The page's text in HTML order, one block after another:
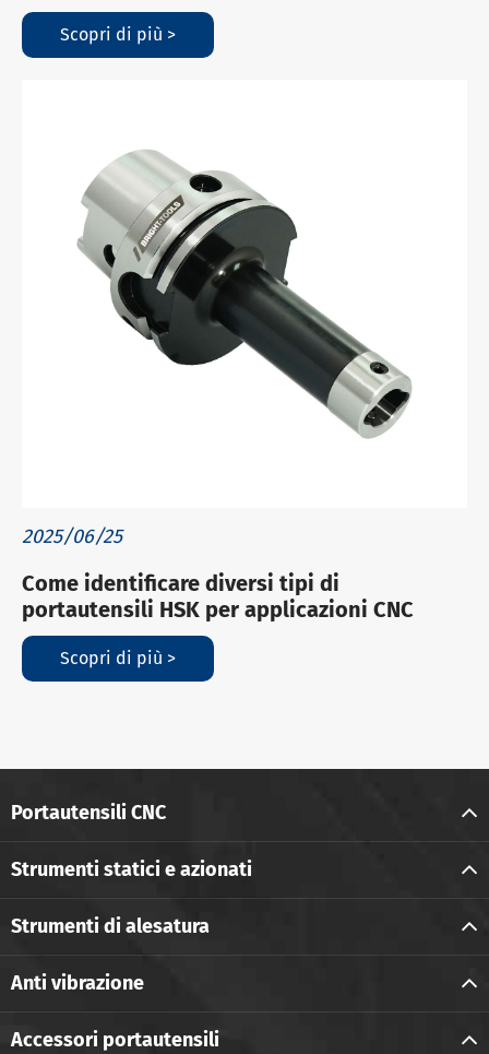
Scopri di più >
2025/06/25
Come identificare diversi tipi di
portautensili HSK per applicazioni CNC
Scopri di più >
Portautensili CNC
Strumenti statici e azionati
Strumenti di alesatura
Anti vibrazione
Accessori portautensili